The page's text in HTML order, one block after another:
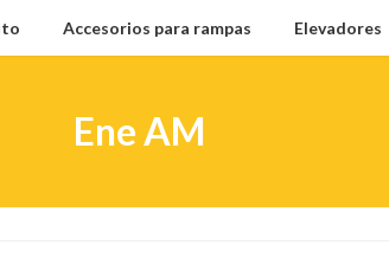
Accesorios para rampas Elevadores
Ene AM